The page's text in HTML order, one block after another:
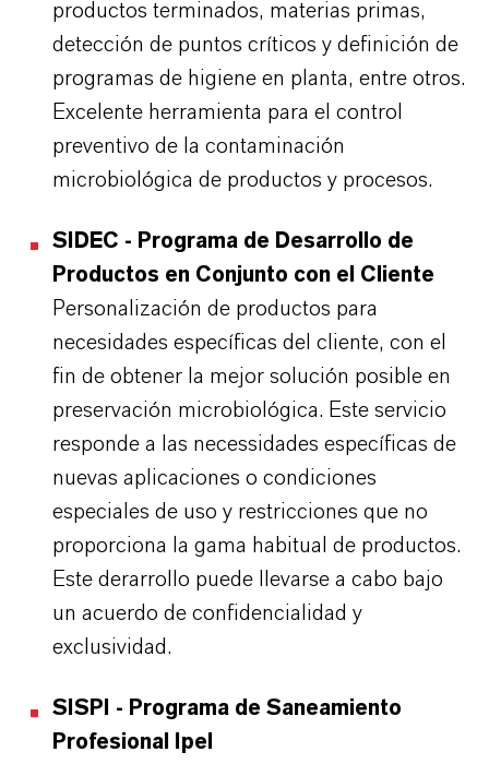
productos terminados, materias primas,
detección de puntos críticos y definición de
programas de higiene en planta, entre otros.
Excelente herramienta para el control
preventivo de la contaminación
microbiológica de productos y procesos.
SIDEC - Programa de Desarrollo de
Productos en Conjunto con el Cliente
Personalización de productos para
necesidades específicas del cliente, con el
fin de obtener la mejor solución posible en
preservación microbiológica. Este servicio
responde a las necessidades específicas de
nuevas aplicaciones o condiciones
especiales de uso y restricciones que no
proporciona la gama habitual de productos.
Este derarrollo puede llevarse a cabo bajo
un acuerdo de confidencialidad y
exclusividad.
SISPI - Programa de Saneamiento
Profesional Ipel